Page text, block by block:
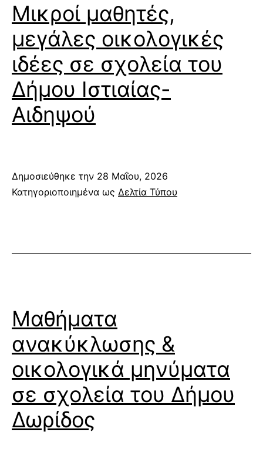
Μικροί μαθητές,
μεγάλες οικολογικές
ιδέες σε σχολεία του
Δήμου Ιστιαίας-
Αιδηψού
Δημοσιεύθηκε την 28 Μαΐου, 2026
Κατηγοριοποιημένα ως Δελτία Τύπου
Μαθήματα
ανακύκλωσης &
οικολογικά μηνύματα
σε σχολεία του Δήμου
Δωρίδος